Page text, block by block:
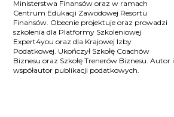
Ministerstwa Finansów oraz w ramach
Centrum Edukacji Zawodowej Resortu
Finansów. Obecnie projektuje oraz prowadzi
szkolenia dla Platformy Szkoleniowej
Expert4you oraz dla Krajowej Izby
Podatkowej. Ukończył Szkołę Coachów
Biznesu oraz Szkołę Trenerów Biznesu. Autor i
współautor publikacji podatkowych.